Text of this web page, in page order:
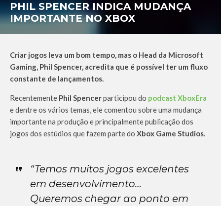
PHIL SPENCER INDICA MUDANÇA
IMPORTANTE NO XBOX
Criar jogos leva um bom tempo, mas o Head da Microsoft
Gaming, Phil Spencer, acredita que é possível ter um fluxo
constante de lançamentos.
Recentemente Phil Spencerparticipou do podcast XboxEra
e dentre os vários temas, ele comentou sobre uma mudança
importante na produção e principalmente publicação dos
jogos dos estúdios que fazem parte do Xbox Game Studios.
“Temos muitos jogos excelentes
em desenvolvimento…
Queremos chegar ao ponto em